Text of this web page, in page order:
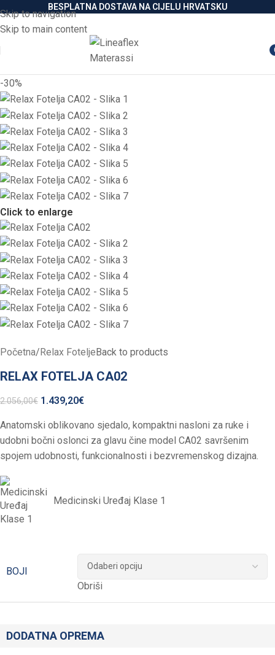
Skip to navigation
Skip to main content
BESPLATNA DOSTAVA NA CIJELU HRVATSKU
-30%
Click to enlarge
Početna/Relax FoteljeBack to products
RELAX FOTELJA CA02
2.056,00€ 1.439,20€
Anatomski oblikovano sjedalo, kompaktni nasloni za ruke i
udobni bočni oslonci za glavu čine model CA02 savršenim
spojem udobnosti, funkcionalnosti i bezvremenskog dizajna.
Medicinski Uređaj Klase 1
BOJI
Obriši
DODATNA OPREMA